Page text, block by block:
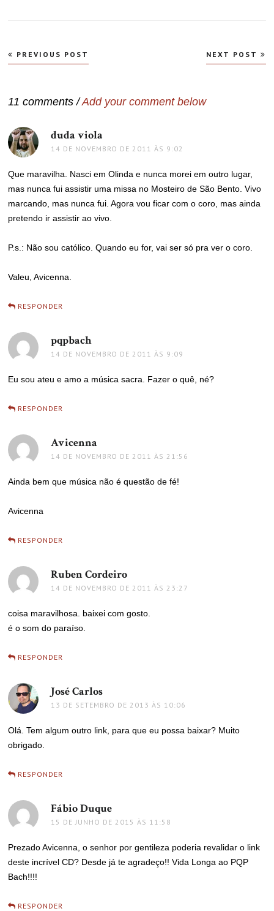
Navegação
de
PREVIOUS POST NEXT POST
11 comments /Add your comment below
duda viola
14 DE NOVEMBRO DE 2011 ÀS 9:02
Que maravilha. Nasci em Olinda e nunca morei em outro lugar,
mas nunca fui assistir uma missa no Mosteiro de São Bento. Vivo
marcando, mas nunca fui. Agora vou ficar com o coro, mas ainda
pretendo ir assistir ao vivo.
P.s.: Não sou católico. Quando eu for, vai ser só pra ver o coro.
Valeu, Avicenna.
RESPONDER
pqpbachdisse:
14 DE NOVEMBRO DE 2011 ÀS 9:09
Eu sou ateu e amo a música sacra. Fazer o quê, né?
RESPONDER
Avicenna
14 DE NOVEMBRO DE 2011 ÀS 21:56
Ainda bem que música não é questão de fé!
Avicenna
RESPONDER
Ruben Cordeiro
14 DE NOVEMBRO DE 2011 ÀS 23:27
coisa maravilhosa. baixei com gosto.
é o som do paraíso.
RESPONDER
José Carlos
13 DE SETEMBRO DE 2013 ÀS 10:06
Olá. Tem algum outro link, para que eu possa baixar? Muito
obrigado.
RESPONDER
Fábio Duque
15 DE JUNHO DE 2015 ÀS 11:58
Prezado Avicenna, o senhor por gentileza poderia revalidar o link
deste incrível CD? Desde já te agradeço!! Vida Longa ao PQP
Bach!!!!
RESPONDER